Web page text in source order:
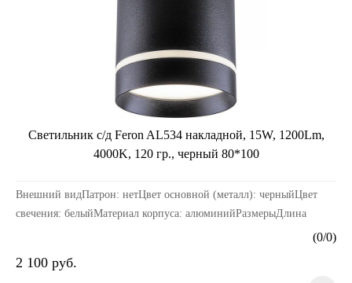
Светильник с/д Feron AL534 накладной, 15W, 1200Lm,
4000K, 120 гр., черный 80*100
Внешний видПатрон: нетЦвет основной (металл): черныйЦвет
свечения: белыйМатериал корпуса: алюминийРазмерыДлина
(0/0)
2 100 руб.